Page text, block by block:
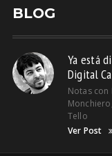
BLOG
Ya está
Digital
Notas con
Tello
Ver Post